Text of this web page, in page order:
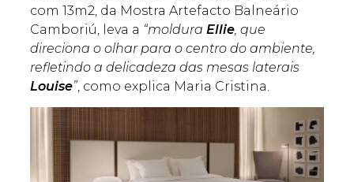
com 13m2, da Mostra Artefacto Balneário
Camboriú, leva a “moldura Ellie , que
direciona o olhar para o centro do ambiente,
refletindo a delicadeza das mesas laterais
Louise” , como explica Maria Cristina.